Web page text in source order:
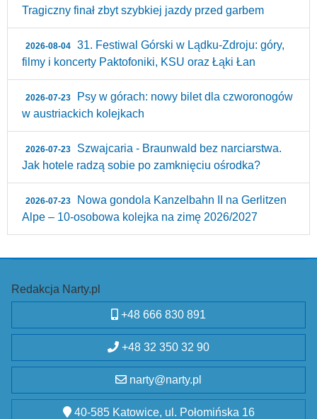
Tragiczny finał zbyt szybkiej jazdy przed garbem
2026-08-04
31. Festiwal Górski w Lądku-Zdroju: góry,
filmy i koncerty Paktofoniki, KSU oraz Łąki Łan
2026-07-23
Psy w górach: nowy bilet dla czworonogów
w austriackich kolejkach
2026-07-23
Szwajcaria - Braunwald bez narciarstwa.
Jak hotele radzą sobie po zamknięciu ośrodka?
2026-07-23
Nowa gondola Kanzelbahn II na Gerlitzen
Alpe – 10‑osobowa kolejka na zimę 2026/2027
Redakcja Narty.pl
+48 666 830 891
+48 32 350 32 90
narty@narty.pl
40-585 Katowice, ul. Połomińska 16